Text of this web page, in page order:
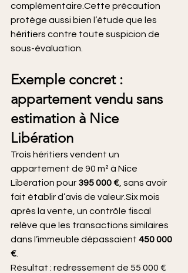
complémentaire.Cette précaution
protège aussi bien l’étude que les
héritiers contre toute suspicion de
sous-évaluation.
Exemple concret :
appartement vendu sans
estimation à Nice
Libération
Trois héritiers vendent un
appartement de 90 m² à Nice
Libération pour 395 000 € , sans avoir
fait établir d’avis de valeur.Six mois
après la vente, un contrôle fiscal
relève que les transactions similaires
dans l’immeuble dépassaient 450 000
€
Résultat : redressement de 55 000 €